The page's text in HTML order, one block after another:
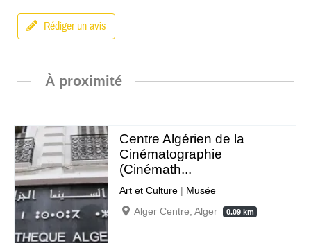
Rédiger un avis
À proximité
Centre Algérien de la
Cinématographie
(Cinémath...
Art et Culture | Musée
Alger Centre, Alger
0.09 km